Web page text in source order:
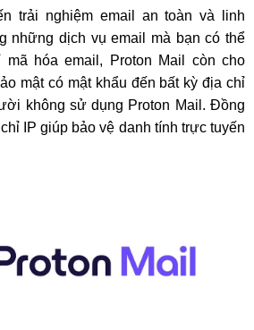
trải nghiệm email an toàn và linh
những dịch vụ email mà bạn có thể
mã hóa email, Proton Mail còn cho
mật có mật khẩu đến bất kỳ địa chỉ
không sử dụng Proton Mail. Đồng
IP giúp bảo vệ danh tính trực tuyến